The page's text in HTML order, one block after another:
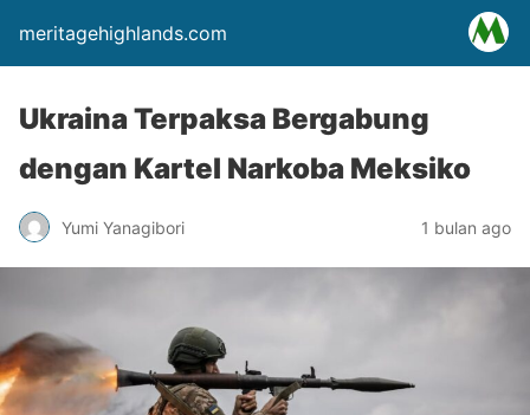
meritagehighlands.com
Ukraina Terpaksa Bergabung
dengan Kartel Narkoba Meksiko
Yumi Yanagibori 1 bulan ago